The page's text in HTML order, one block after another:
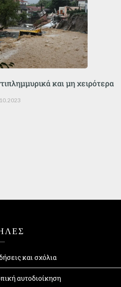
και μη χειρότερα
και σχόλια
αυτοδιοίκηση